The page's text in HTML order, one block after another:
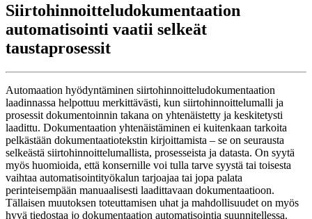
Siirtohinnoitteludokumentaation
automatisointi vaatii selkeät
taustaprosessit
Automaation hyödyntäminen siirtohinnoitteludokumentaation
laadinnassa helpottuu merkittävästi, kun siirtohinnoittelumalli ja
prosessit dokumentoinnin takana on yhtenäistetty ja keskitetysti
laadittu. Dokumentaation yhtenäistäminen ei kuitenkaan tarkoita
pelkästään dokumentaatiotekstin kirjoittamista – se on seurausta
selkeästä siirtohinnoittelumallista, prosesseista ja datasta. On syytä
myös huomioida, että konsernille voi tulla tarve syystä tai toisesta
vaihtaa automatisointityökalun tarjoajaa tai jopa palata
perinteisempään manuaalisesti laadittavaan dokumentaatioon.
Tällaisen muutoksen toteuttamisen uhat ja mahdollisuudet on myös
hyvä tiedostaa jo dokumentaation automatisointia suunnitellessa.